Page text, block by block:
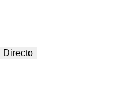
Directo